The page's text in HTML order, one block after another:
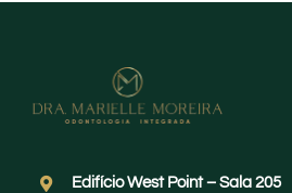
Edifício West Point – Sala 205